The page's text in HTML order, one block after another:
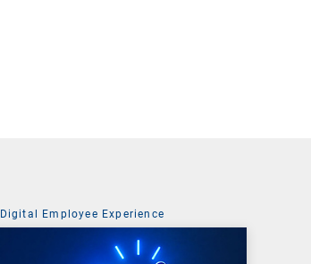
Digital Employee Experience